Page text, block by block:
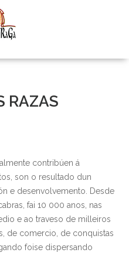
RAZAS
contribúen á
son o resultado dun
e desenvolvemento. Desde
fai 10 000 anos, nas
e ao traveso de milleiros
de comercio, de conquistas
foise dispersando